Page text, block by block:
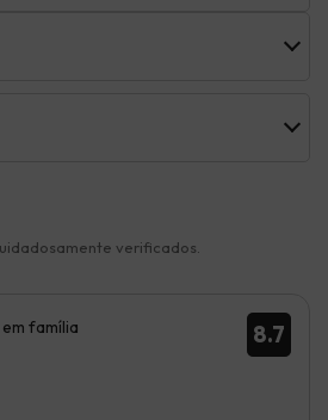
verificados.
8.7
família